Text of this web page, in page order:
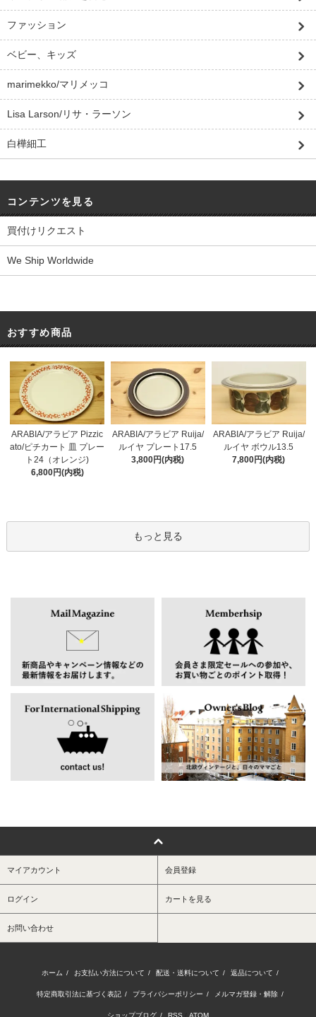
ファッション
ベビー、キッズ
marimekko/マリメッコ
Lisa Larson/リサ・ラーソン
白樺細工
コンテンツを見る
買付けリクエスト
We Ship Worldwide
おすすめ商品
ARABIA/アラビア Pizzic
ato/ピチカート 皿 プレー
ト24（オレンジ)
6,800円(内税)
ARABIA/アラビア Ruija/
ルイヤ プレート17.5
3,800円(内税)
ARABIA/アラビア Ruija/
ルイヤ ボウル13.5
7,800円(内税)
もっと見る
マイアカウント 会員登録
ログイン カートを見る
お問い合わせ
ホーム / お支払い方法について / 配送・送料について / 返品について /
特定商取引法に基づく表記 / プライバシーポリシー / メルマガ登録・解除 /
ショップブログ / RSS ATOM